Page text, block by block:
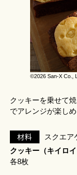
©2026 San-X Co.,
クッキーを乗せて
でアレンジが楽しめ
材料
スクエア
クッキー（キイロ
各8枚